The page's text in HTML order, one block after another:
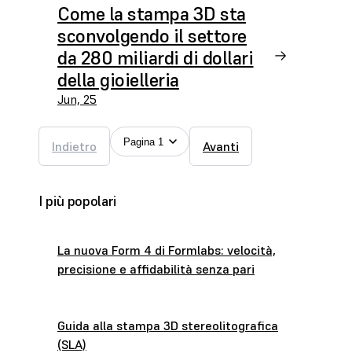
Come la stampa 3D sta
sconvolgendo il settore
da 280 miliardi di dollari
della gioielleria
Jun, 25
Indietro Pagina 1 Avanti
I più popolari
La nuova Form 4 di Formlabs: velocità,
precisione e affidabilità senza pari
Guida alla stampa 3D stereolitografica
(SLA)